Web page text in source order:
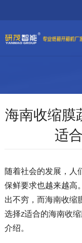
海南收缩膜
适
随着社会的发展，人
保鲜要求也越来越高
出不穷，而海南收缩
选择z适合的海南收
介绍。